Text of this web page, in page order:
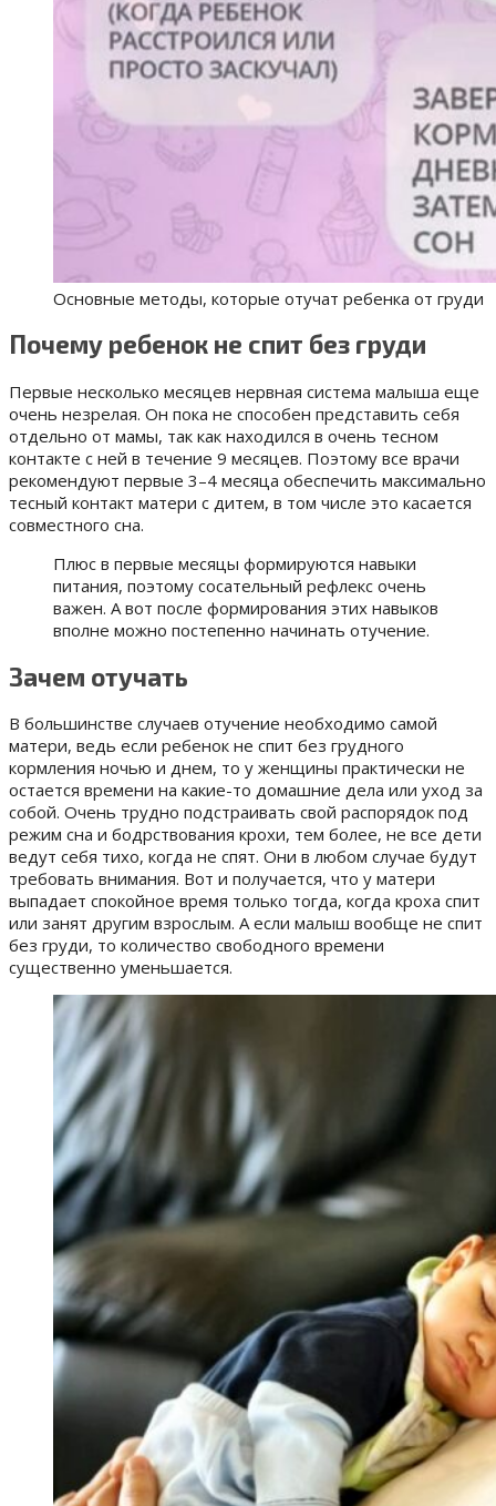
Основные методы, которые отучат ребенка от груди
Почему ребенок не спит без груди
Первые несколько месяцев нервная система малыша еще
очень незрелая. Он пока не способен представить себя
отдельно от мамы, так как находился в очень тесном
контакте с ней в течение 9 месяцев. Поэтому все врачи
рекомендуют первые 3–4 месяца обеспечить максимально
тесный контакт матери с дитем, в том числе это касается
совместного сна.
Плюс в первые месяцы формируются навыки
питания, поэтому сосательный рефлекс очень
важен. А вот после формирования этих навыков
вполне можно постепенно начинать отучение.
Зачем отучать
В большинстве случаев отучение необходимо самой
матери, ведь если ребенок не спит без грудного
кормления ночью и днем, то у женщины практически не
остается времени на какие-то домашние дела или уход за
собой. Очень трудно подстраивать свой распорядок под
режим сна и бодрствования крохи, тем более, не все дети
ведут себя тихо, когда не спят. Они в любом случае будут
требовать внимания. Вот и получается, что у матери
выпадает спокойное время только тогда, когда кроха спит
или занят другим взрослым. А если малыш вообще не спит
без груди, то количество свободного времени
существенно уменьшается.